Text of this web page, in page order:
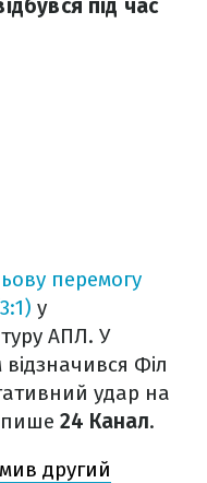
під час
перемогу
у
АПЛ. У
Філ
удар на
пише 24 Канал.
другий